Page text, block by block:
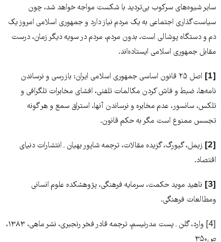
سایر شیوه‌های سرکوب بی‌تردید با شکست مواجه خواهد شد، چون
سیاست‌گذاری اجتماعی به یک مردم نیاز دارد و جمهوری اسلامی امروز یک
دم و دستگاه پوشالی است، بدون مردم، مردم در سویه دیگر زمان، درست
مقابل جمهوری اسلامی ایستاده‌اند.
[1]
اصل ۲۵ قانون اساسی جمهوری اسلامی ایران: بازرسی و نرساندن
نامه‌ها، ضبط و فاش کردن مکالمات تلفنی‏، افشای مخابرات تلگرافی و
تلکس‏، سانسور، عدم مخابره و نرساندن آنها، استراق سمع و هر گونه
تجسس ممنوع است مگر به حکم قانون‏.
[2]
زیمل، گیورگ، گزیده مقالات، ترجمه شاپور بهیان۔انتشارات دنیای
اقتصاد.
[3]
ناهید موید حکمت، سرمایه فرهنگی، پژوهشکده علوم انسانی
ومطالعات فرهنگی.
[4] وارد، گلن۔پست مدرنیسم، ترجمه قادر فخر رنجبری، نشر ماهی، ۱۳۸۳،
ص۳۵۰